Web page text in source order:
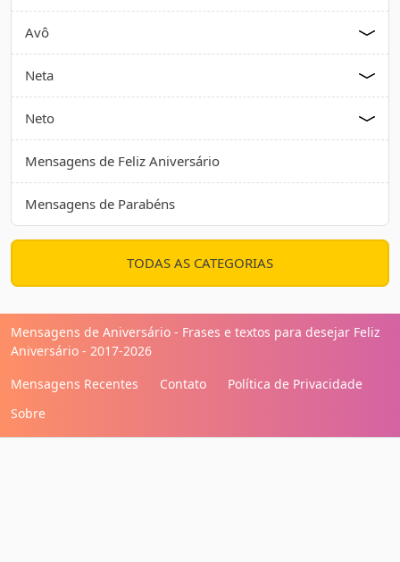
Avô
Neta
Neto
Mensagens de Feliz Aniversário
Mensagens de Parabéns
TODAS AS CATEGORIAS
Mensagens de Aniversário - Frases e textos para desejar Feliz
Aniversário - 2017-2026
Mensagens Recentes
Contato
Política de Privacidade
Sobre